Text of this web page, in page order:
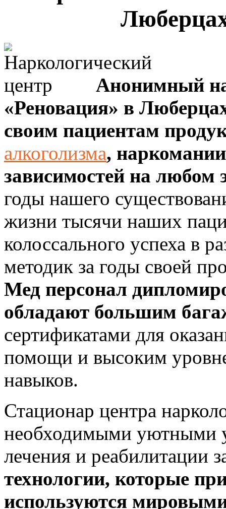
Анонимный
«Реновация» в
своим пациентам
алкоголизма,
зависимостей на любом
годы нашего
жизни тысячи наших
колоссального успеха в
методик за годы своей
Мед персонал
обладают большим
сертификатами для
помощи и высоким
навыков.
Стационар центра
необходимыми уютными
лечения и реабилитации
технологии, которые
используются